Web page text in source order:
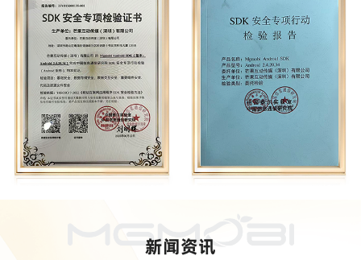
新闻资讯